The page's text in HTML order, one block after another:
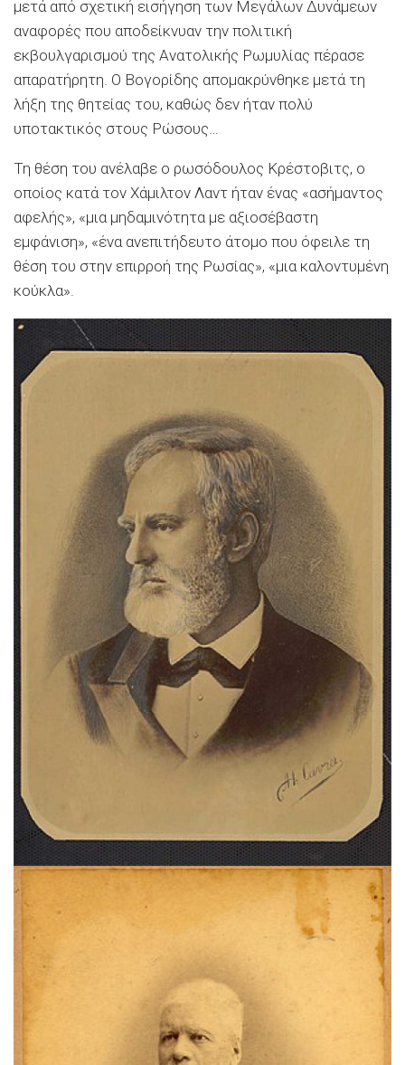
μετά από σχετική εισήγηση των Μεγάλων Δυνάμεων
αναφορές που αποδείκνυαν την πολιτική
εκβουλγαρισμού της Ανατολικής Ρωμυλίας πέρασε
απαρατήρητη. Ο Βογορίδης απομακρύνθηκε μετά τη
λήξη της θητείας του, καθώς δεν ήταν πολύ
υποτακτικός στους Ρώσους…
Τη θέση του ανέλαβε ο ρωσόδουλος Κρέστοβιτς, ο
οποίος κατά τον Χάμιλτον Λαντ ήταν ένας «ασήμαντος
αφελής», «μια μηδαμινότητα με αξιοσέβαστη
εμφάνιση», «ένα ανεπιτήδευτο άτομο που όφειλε τη
θέση του στην επιρροή της Ρωσίας», «μια καλοντυμένη
κούκλα».